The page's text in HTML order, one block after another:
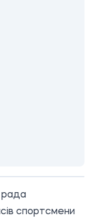
рада
спортсмени